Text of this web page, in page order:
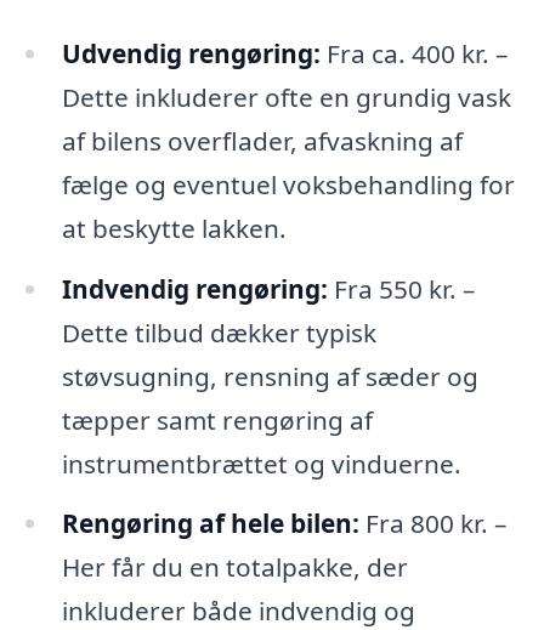
Udvendig rengøring: Fra ca. 400 kr. –
Dette inkluderer ofte en grundig vask
af bilens overflader, afvaskning af
fælge og eventuel voksbehandling for
at beskytte lakken.
Indvendig rengøring: Fra 550 kr. –
Dette tilbud dækker typisk
støvsugning, rensning af sæder og
tæpper samt rengøring af
instrumentbrættet og vinduerne.
Rengøring af hele bilen: Fra 800 kr. –
Her får du en totalpakke, der
inkluderer både indvendig og